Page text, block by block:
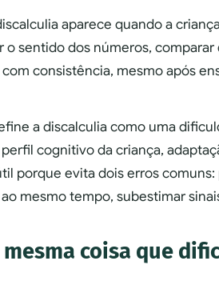
aparece quando a
sentido dos números,
consistência, mesmo após
a discalculia como uma
cognitivo da criança,
porque evita dois erros
mesmo tempo, subestimar
coisa que